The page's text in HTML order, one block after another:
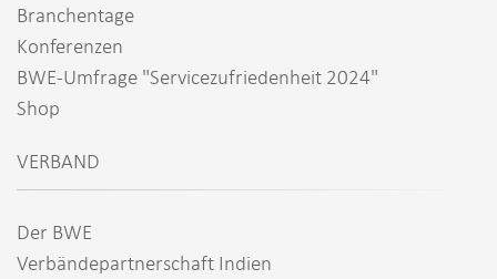
Branchentage
Konferenzen
BWE-Umfrage "Servicezufriedenheit 2024"
Shop
VERBAND
Der BWE
Verbändepartnerschaft Indien